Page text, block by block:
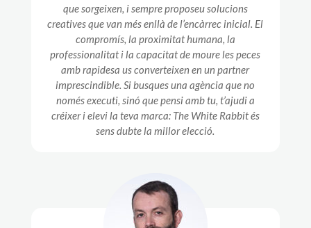
que sorgeixen, i sempre proposeu solucions
creatives que van més enllà de l’encàrrec inicial. El
compromís, la proximitat humana, la
professionalitat i la capacitat de moure les peces
amb rapidesa us converteixen en un partner
imprescindible. Si busques una agència que no
només executi, sinó que pensi amb tu, t’ajudi a
créixer i elevi la teva marca: The White Rabbit és
sens dubte la millor elecció.